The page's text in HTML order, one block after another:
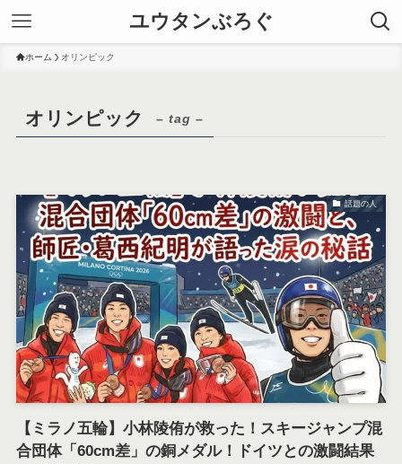
ユウタンぶろぐ
ホーム オリンピック
オリンピック – tag –
話題の人
【ミラノ五輪】小林陵侑が救った！スキージャンプ混
合団体「60cm差」の銅メダル！ドイツとの激闘結果